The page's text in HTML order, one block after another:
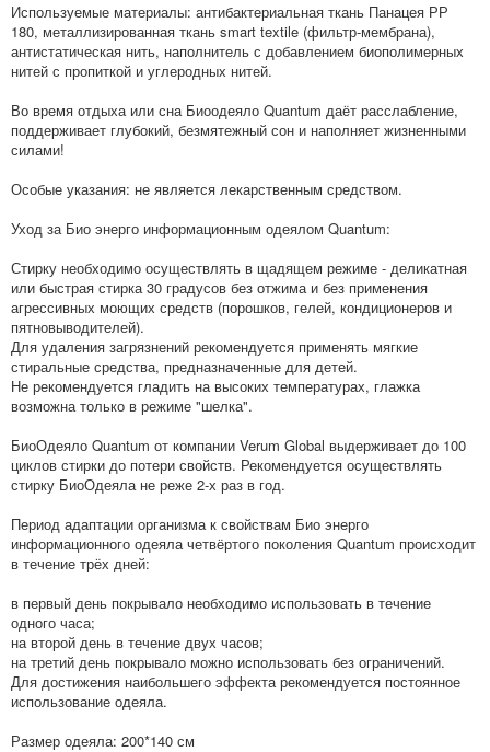
Используемые материалы: антибактериальная ткань Панацея РР
180, металлизированная ткань smart textile (фильтр-мембрана),
антистатическая нить, наполнитель с добавлением биополимерных
нитей с пропиткой и углеродных нитей.
Во время отдыха или сна Биоодеяло Quantum даёт расслабление,
поддерживает глубокий, безмятежный сон и наполняет жизненными
силами!
Особые указания: не является лекарственным средством.
Уход за Био энерго информационным одеялом Quantum:
Стирку необходимо осуществлять в щадящем режиме - деликатная
или быстрая стирка 30 градусов без отжима и без применения
агрессивных моющих средств (порошков, гелей, кондиционеров и
пятновыводителей).
Для удаления загрязнений рекомендуется применять мягкие
стиральные средства, предназначенные для детей.
Не рекомендуется гладить на высоких температурах, глажка
возможна только в режиме "шелка".
БиоОдеяло Quantum от компании Verum Global выдерживает до 100
циклов стирки до потери свойств. Рекомендуется осуществлять
стирку БиоОдеяла не реже 2-х раз в год.
Период адаптации организма к свойствам Био энерго
информационного одеяла четвёртого поколения Quantum происходит
в течение трёх дней:
в первый день покрывало необходимо использовать в течение
одного часа;
на второй день в течение двух часов;
на третий день покрывало можно использовать без ограничений.
Для достижения наибольшего эффекта рекомендуется постоянное
использование одеяла.
Размер одеяла: 200*140 см